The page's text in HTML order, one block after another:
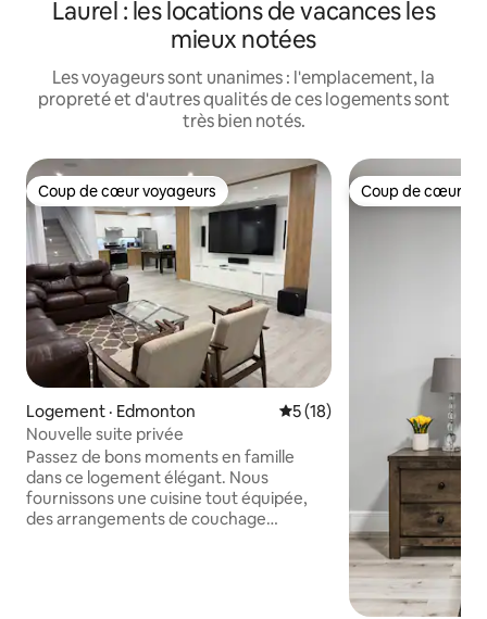
Laurel : les locations de vacances les
mieux notées
Les voyageurs sont unanimes : l'emplacement, la
propreté et d'autres qualités de ces logements sont
très bien notés.
Coup de cœur voyageurs
Coup de cœur voyageurs
Logement · Edmonton Note moyenne de 5 sur 5,
5 (18)
Nouvelle suite privée
Passez de bons moments en famille
dans ce logement élégant. Nous
fournissons une cuisine tout équipée,
des arrangements de couchage
Coup de cœur
Coup de cœur